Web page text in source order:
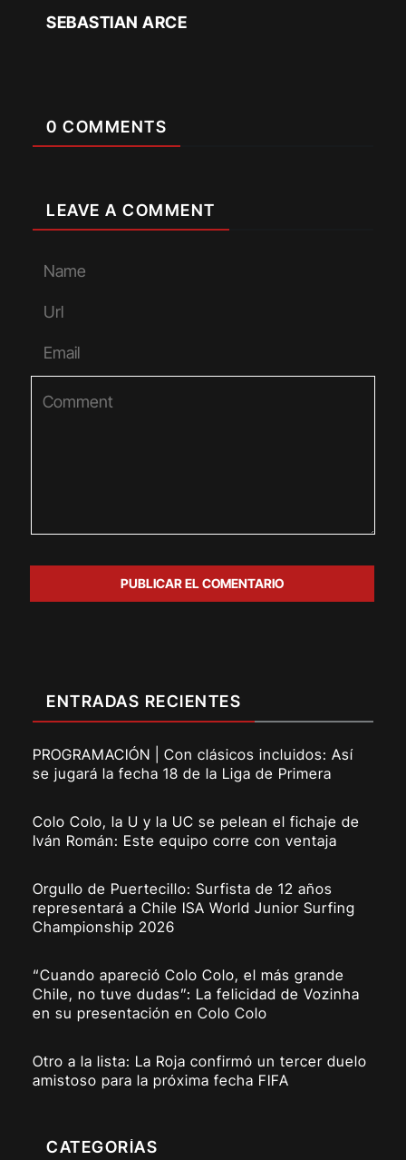
SEBASTIAN ARCE
0 COMMENTS
LEAVE A COMMENT
ENTRADAS RECIENTES
PROGRAMACIÓN | Con clásicos incluidos: Así
se jugará la fecha 18 de la Liga de Primera
Colo Colo, la U y la UC se pelean el fichaje de
Iván Román: Este equipo corre con ventaja
Orgullo de Puertecillo: Surfista de 12 años
representará a Chile ISA World Junior Surfing
Championship 2026
“Cuando apareció Colo Colo, el más grande
Chile, no tuve dudas”: La felicidad de Vozinha
en su presentación en Colo Colo
Otro a la lista: La Roja confirmó un tercer duelo
amistoso para la próxima fecha FIFA
CATEGORÍAS